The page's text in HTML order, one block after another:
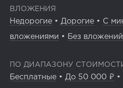
ВЛОЖЕНИЯ
Недорогие • Дорогие • С
вложениями • Без вложений
ПО ДИАПАЗОНУ
Бесплатные • До 50 000 ₽ •